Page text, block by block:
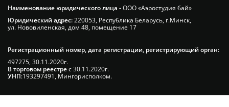
Наименование юридического лица -ООО «Аэростудия бай»
Юридический адрес:220053, Республика Беларусь, г.Минск,
ул. Нововиленская, дом 48, помещение 17
Регистрационный номер, дата регистрации, регистрирующий орган:
497275, 30.11.2020г.
В торговом реестрес 30.11.2020г.
УНП:193297491, Мингорисполком.